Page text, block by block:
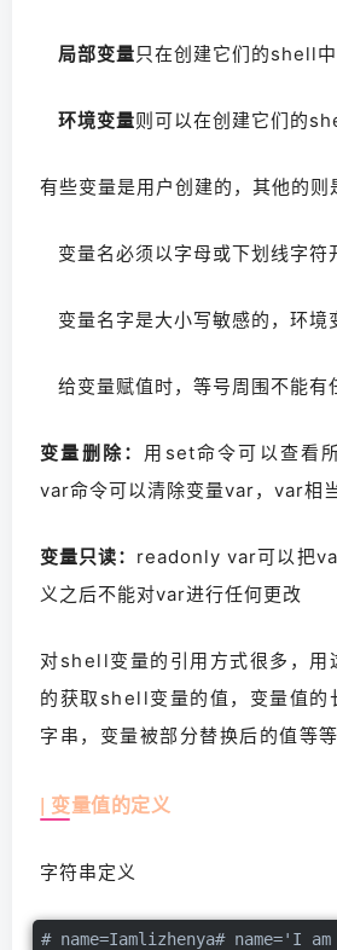
局部变量只在创建它们的shell
环境变量则可以在创建它们的
有些变量是用户创建的，其他的
变量名必须以字母或下划线字
变量名字是大小写敏感的，环境
给变量赋值时，等号周围不能
变量删除： 用set命令可以查看
var命令可以清除变量var，var相
变量只读： readonly var可以把
义之后不能对var进行任何更改
对shell变量的引用方式很多，用
的获取shell变量的值，变量值的
字串，变量被部分替换后的值等等
| 变量值的定义
字符串定义
# name=Iamlizhenya# name='I